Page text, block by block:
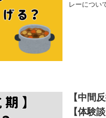
レーについ
【中間
【体験談